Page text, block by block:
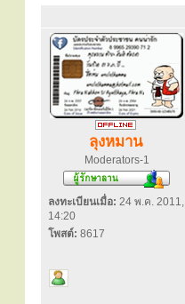
ลุงหมาน
Moderators-1
ลงทะเบียนเมื่อ: 24 พ.ค. 2011,
14:20
โพสต์: 8617